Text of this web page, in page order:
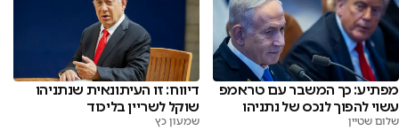
מפתיע: כך המשבר עם טראמפ
עשוי להפוך לנכס של נתניהו
שלום שטיין
דיווח: זו העיתונאית שנתניהו
שוקל לשריין בליכוד
שמעון כץ